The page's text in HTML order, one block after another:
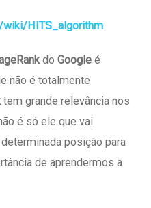
HITS_algorithm
do Google é
não é totalmente
tem grande relevância nos
é só ele que vai
posição para
de aprendermos a